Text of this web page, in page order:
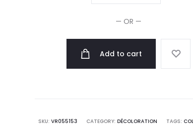
Decolorante
+9
Niveaux
— OR —
Add to cart
SKU:VR055153 CATEGORY:DÉCOLORATION TAGS: